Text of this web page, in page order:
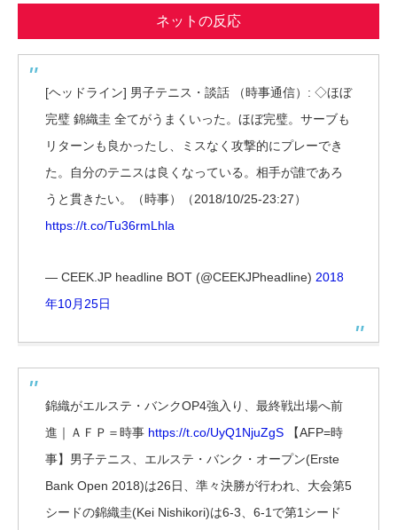
ネットの反応
[ヘッドライン] 男子テニス・談話 （時事通信）: ◇ほぼ
完璧 錦織圭 全てがうまくいった。ほぼ完璧。サーブも
リターンも良かったし、ミスなく攻撃的にプレーでき
た。自分のテニスは良くなっている。相手が誰であろ
うと貫きたい。（時事）（2018/10/25-23:27）
https://t.co/Tu36rmLhla
— CEEK.JP headline BOT (@CEEKJPheadline) 2018
年10月25日
錦織がエルステ・バンクOP4強入り、最終戦出場へ前
進｜ＡＦＰ＝時事 https://t.co/UyQ1NjuZgS 【AFP=時
事】男子テニス、エルステ・バンク・オープン(Erste
Bank Open 2018)は26日、準々決勝が行われ、大会第5
シードの錦織圭(Kei Nishikori)は6-3、6-1で第1シード